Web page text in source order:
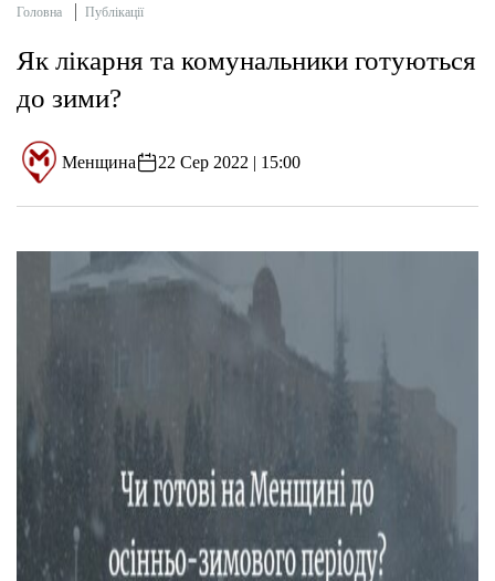
Головна Публікації
Як лікарня та комунальники готуються
до зими?
Менщина 22 Сер 2022 | 15:00